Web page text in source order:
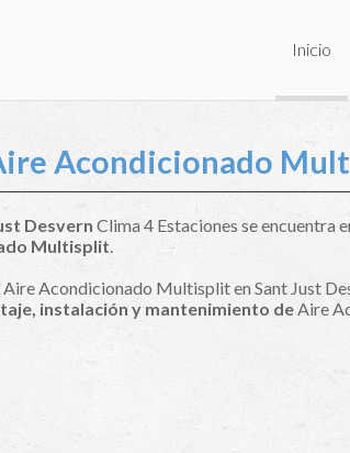
Inicio
Acondicionado
Desvern Clima 4 Estaciones se encuentra
Multisplit.
Aire Acondicionado Multisplit en Sant Just
instalación y mantenimiento deAire